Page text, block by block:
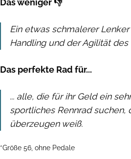
Ein etwas schmalerer
Handling und der Agilität des
Das perfekte Rad für...
... alle, die für ihr Geld ein
sportliches Rennrad
überzeugen weiß.
*Größe 56, ohne Pedale